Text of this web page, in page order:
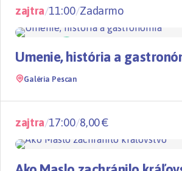
zajtra/11:00/Zadarmo
NOVÉ
Umenie, história a
Galéria Pescan
zajtra/17:00/8,00 €